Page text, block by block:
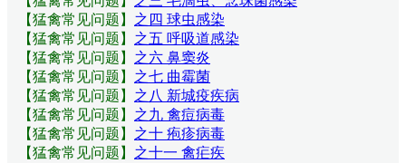
【猛禽常见问题 】 之四 球虫感染
【猛禽常见问题 】 之五 呼吸道感染
【猛禽常见问题 】 之六 鼻窦炎
【猛禽常见问题 】 之七 曲霉菌
【猛禽常见问题 】 之八 新城疫疾病
【猛禽常见问题 】 之九 禽痘病毒
【猛禽常见问题 】 之十 疱疹病毒
【猛禽常见问题 】 之十一 禽疟疾